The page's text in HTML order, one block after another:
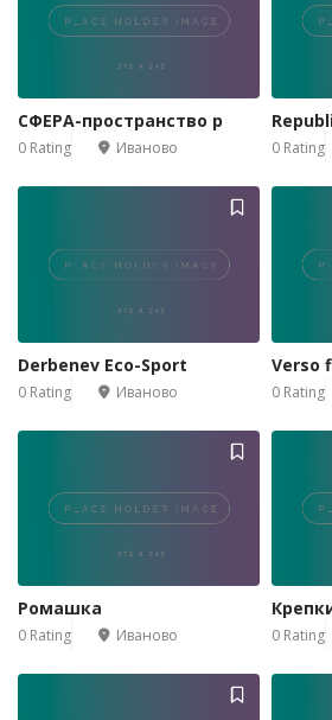
СФЕРА-пространство р
0 Rating Иваново 0 Rating
Derbenev Eco-Sport
0 Rating Иваново
Verso
0 Rating
Ромашка
0 Rating Иваново 0 Rating